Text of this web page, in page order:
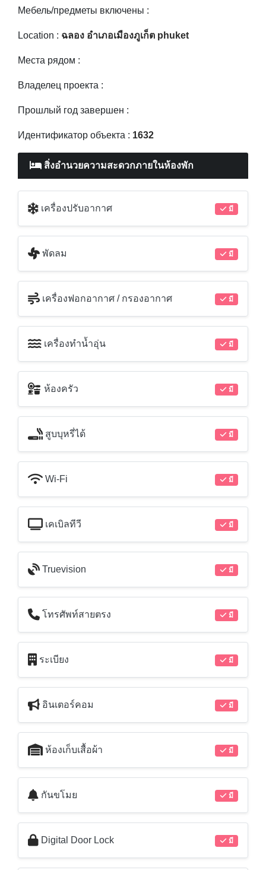
Мебель/предметы включены :
Location : ฉลอง อำเภอเมืองภูเก็ต phuket
Места рядом :
Владелец проекта :
Прошлый год завершен :
Идентификатор объекта : 1632
สิ่งอำนวยความสะดวกภายในห้องพัก
เครื่องปรับอากาศ มี
พัดลม มี
เครื่องฟอกอากาศ / กรองอากาศ มี
เครื่องทำน้ำอุ่น มี
ห้องครัว มี
สูบบุหรี่ได้ มี
Wi-Fi มี
เคเบิลทีวี มี
Truevision มี
โทรศัพท์สายตรง มี
ระเบียง มี
อินเตอร์คอม มี
ห้องเก็บเสื้อผ้า มี
กันขโมย มี
Digital Door Lock มี